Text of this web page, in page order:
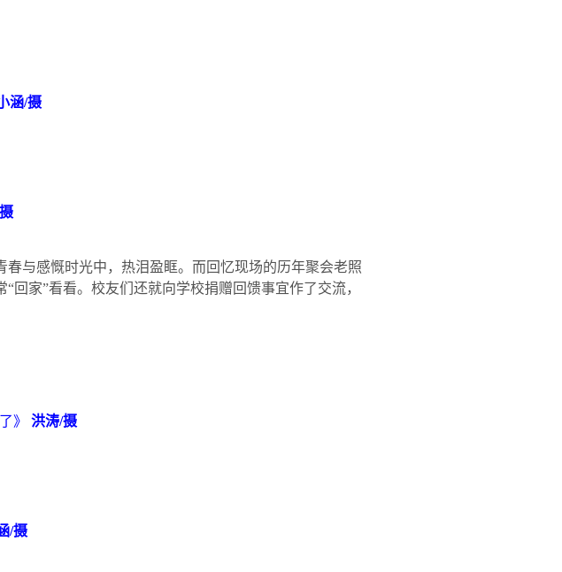
涵/摄
摄
与感慨时光中，热泪盈眶。而回忆现场的历年聚会老照
家”看看。校友们还就向学校捐赠回馈事宜作了交流，
》 洪涛/摄
/摄